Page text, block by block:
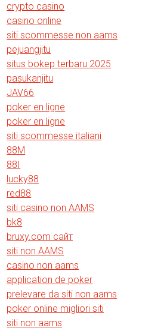
crypto casino
casino online
siti scommesse non aams
pejuangjitu
situs bokep terbaru 2025
pasukanjitu
JAV66
poker en ligne
poker en ligne
siti scommesse italiani
88M
88I
lucky88
red88
siti casino non AAMS
bk8
bruxy.com сайт
siti non AAMS
casino non aams
application de poker
prelevare da siti non aams
poker online migliori siti
siti non aams